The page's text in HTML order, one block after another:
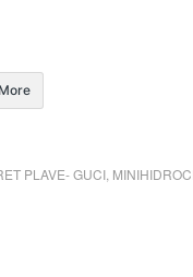
More
PLAVE- GUCI